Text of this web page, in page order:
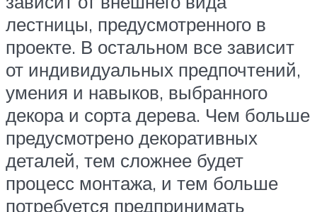
лестницы, предусмотренного в
проекте. В остальном все зависит
от индивидуальных предпочтений,
умения и навыков, выбранного
декора и сорта дерева. Чем больше
предусмотрено декоративных
деталей, тем сложнее будет
процесс монтажа, и тем больше
потребуется предпринимать